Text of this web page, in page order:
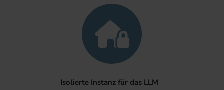
Isolierte Instanz für das LLM